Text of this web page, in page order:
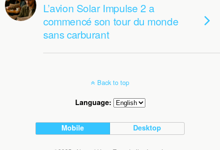
L’avion Solar Impulse 2 a
commencé son tour du monde
sans carburant
Back to top
Language:
Mobile Desktop